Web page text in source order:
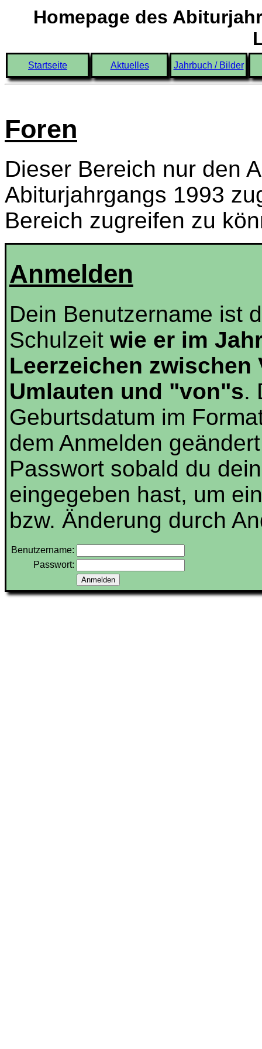
Homepage des
Startseite Aktuelles Jahrbuch / Bilder
Foren
Dieser Bereich nur den
Abiturjahrgangs 1993
Bereich zugreifen zu
Anmelden
Dein Benutzername ist
Schulzeit wie er im
Leerzeichen zwischen
Umlauten und "von"s.
Geburtsdatum im
dem Anmelden
Passwort sobald du
eingegeben hast, um
bzw. Änderung durch
Benutzername:
Passwort: